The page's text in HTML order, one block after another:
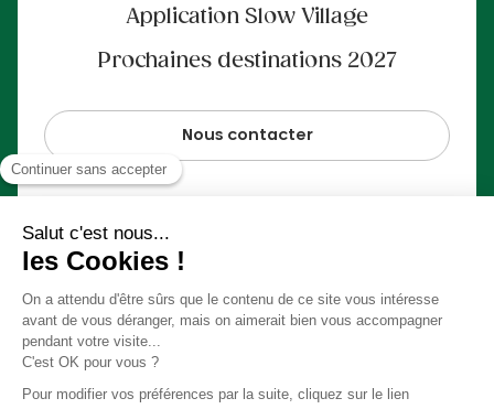
Application Slow Village
Prochaines destinations 2027
Nous contacter